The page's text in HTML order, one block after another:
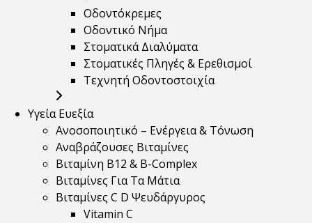
Οδοντόκρεμες
Οδοντικό Νήμα
Στοματικά Διαλύματα
Στοματικές Πληγές & Ερεθισμοί
Τεχνητή Οδοντοστοιχία
Υγεία Ευεξία
Ανοσοποιητικό – Ενέργεια & Τόνωση
Αναβράζουσες Βιταμίνες
Βιταμίνη B12 & Β-Complex
Βιταμίνες Για Τα Μάτια
Βιταμίνες C D Ψευδάργυρος
Vitamin C